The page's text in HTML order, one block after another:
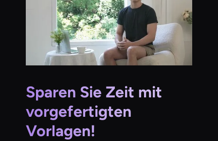
Sparen Sie Zeit mit
vorgefertigten
Vorlagen!